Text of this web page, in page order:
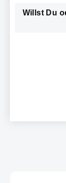
Willst Du